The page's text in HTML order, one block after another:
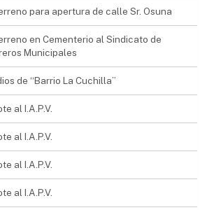
para apertura de calle Sr. Osuna
en Cementerio al Sindicato de
Municipales
de “Barrio La Cuchilla”
al I.A.P.V.
al I.A.P.V.
al I.A.P.V.
al I.A.P.V.